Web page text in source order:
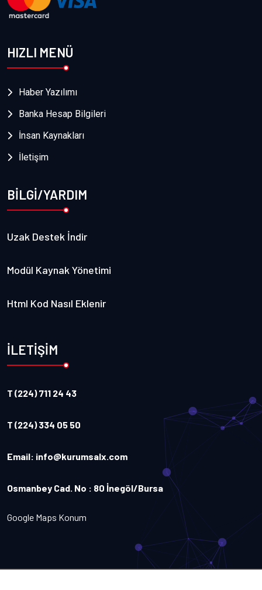
HIZLI MENÜ
Haber Yazılımı
Banka Hesap Bilgileri
İnsan Kaynakları
İletişim
BİLGİ/YARDIM
Uzak Destek İndir
Modül Kaynak Yönetimi
Html Kod Nasıl Eklenir
İLETİŞİM
T (224) 711 24 43
T (224) 334 05 50
Email: info@kurumsalx.com
Osmanbey Cad. No : 80 İnegöl/Bursa
Google Maps Konum